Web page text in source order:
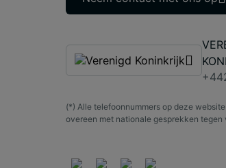
(*) Alle telefoonnummers op deze
overeen met nationale gesprekken tegen